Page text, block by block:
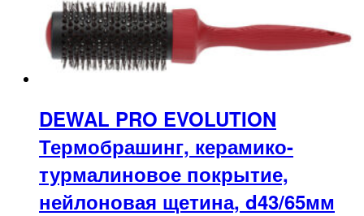
DEWAL PRO EVOLUTION
Термобрашинг, керамико-
турмалиновое покрытие,
нейлоновая щетина, d43/65мм